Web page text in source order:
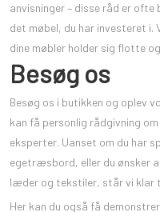
anvisninger – disse råd er
det møbel, du har investeret i.
dine møbler holder sig flotte
Besøg os
Besøg os i butikken og oplev
kan få personlig rådgivning
eksperter. Uanset om du har
egetræsbord, eller du ønsker
læder og tekstiler, står vi klar
Her kan du også få